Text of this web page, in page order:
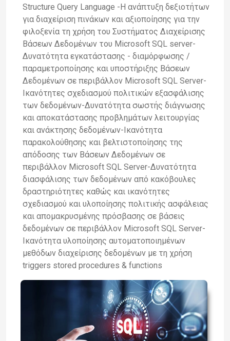
Structure Query Language -Η ανάπτυξη δεξιοτήτων
για διαχείριση πινάκων και αξιοποίησης για την
φιλοξενία τη χρήση του Συστήματος Διαχείρισης
Βάσεων Δεδομένων του Microsoft SQL server-
Δυνατότητα εγκατάστασης - διαμόρφωσης /
παραμετροποίησης και υποστήριξης Βάσεων
Δεδομένων σε περιβάλλον Microsoft SQL Server-
Ικανότητες σχεδιασμού πολιτικών εξασφάλισης
των δεδομένων-Δυνατότητα σωστής διάγνωσης
και αποκατάστασης προβλημάτων λειτουργίας
και ανάκτησης δεδομένων-Ικανότητα
παρακολούθησης και βελτιστοποίησης της
απόδοσης των Βάσεων Δεδομένων σε
περιβάλλον Microsoft SQL Server-Δυνατότητα
διασφάλισης των δεδομένων από κακόβουλες
δραστηριότητες καθώς και ικανότητες
σχεδιασμού και υλοποίησης πολιτικής ασφάλειας
και απομακρυσμένης πρόσβασης σε βάσεις
δεδομένων σε περιβάλλον Microsoft SQL Server-
Ικανότητα υλοποίησης αυτοματοποιημένων
μεθόδων διαχείρισης δεδομένων με τη χρήση
triggers stored procedures & functions